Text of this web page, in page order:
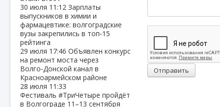
30 июля 11:12 Зарплаты
выпускников в химии и
фармацевтике: волгоградские
вузы закрепились в топ‑15
рейтинга
29 июля 17:46 Объявлен конкурс
на ремонт моста через
Волго‑Донской канал в
Красноармейском районе
28 июля 11:33
Фестиваль #ТриЧетыре пройдёт
в Волгограде 11–13 сентября
Отправить